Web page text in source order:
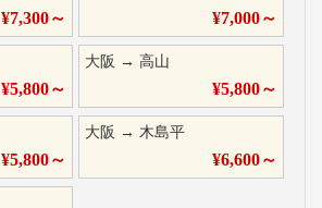
¥7,300～ ¥7,000～
¥5,800～
大阪 →高山
¥5,800～
¥5,800～
大阪 →木島平
¥6,600～